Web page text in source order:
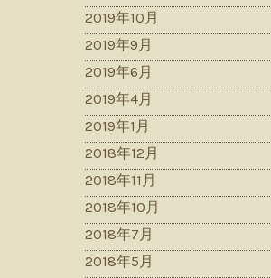
2019年10月
2019年9月
2019年6月
2019年4月
2019年1月
2018年12月
2018年11月
2018年10月
2018年7月
2018年5月